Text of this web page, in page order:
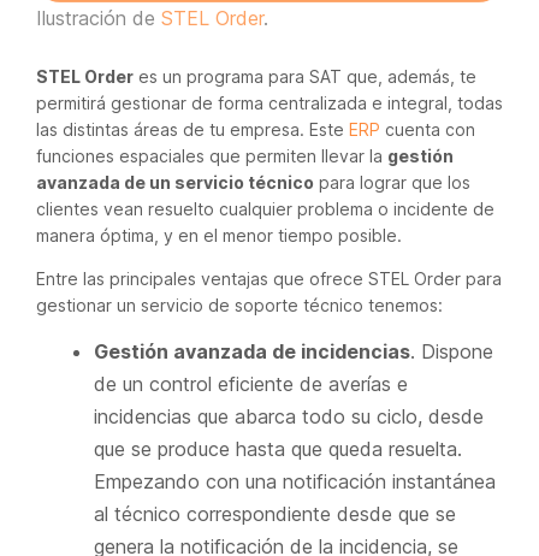
Ilustración de STEL Order.
STEL Order es un programa para SAT que, además, te
permitirá gestionar de forma centralizada e integral, todas
las distintas áreas de tu empresa. Este ERP cuenta con
funciones espaciales que permiten llevar la gestión
avanzada de un servicio técnico para lograr que los
clientes vean resuelto cualquier problema o incidente de
manera óptima, y en el menor tiempo posible.
Entre las principales ventajas que ofrece STEL Order para
gestionar un servicio de soporte técnico tenemos:
Gestión avanzada de incidencias. Dispone
de un control eficiente de averías e
incidencias que abarca todo su ciclo, desde
que se produce hasta que queda resuelta.
Empezando con una notificación instantánea
al técnico correspondiente desde que se
genera la notificación de la incidencia, se